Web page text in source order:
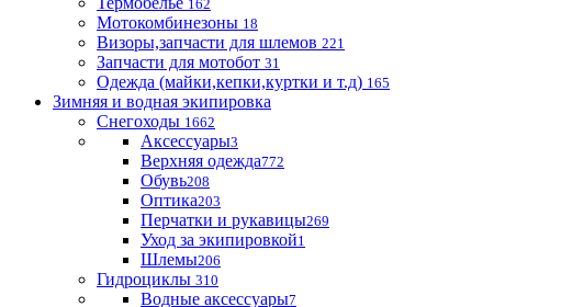
162
Мотокомбинезоны 18
Визоры,запчасти для шлемов 221
Запчасти для мотобот 31
Одежда (майки,кепки,куртки и т.д) 165
Зимняя и водная экипировка
Снегоходы 1662
Аксессуары3
Верхняя одежда772
Обувь208
Оптика203
Перчатки и рукавицы269
Уход за экипировкой1
Шлемы206
Гидроциклы 310
Водные аксессуары7